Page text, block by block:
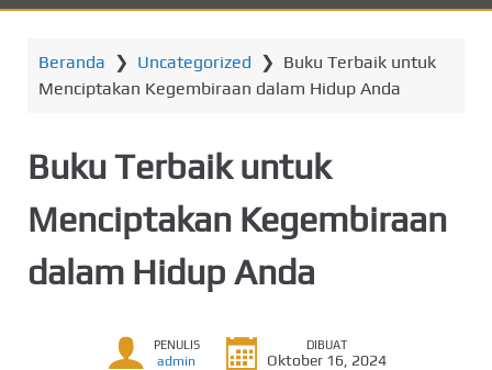
o
Beranda ❯ Uncategorized ❯ Buku Terbaik untuk
Menciptakan Kegembiraan dalam Hidup Anda
Buku Terbaik untuk
Menciptakan Kegembiraan
dalam Hidup Anda
PENULIS
admin
DIBUAT
Oktober 16, 2024